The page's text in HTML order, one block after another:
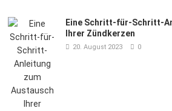
Eine Schritt-für-Schritt-
Ihrer Zündkerzen
20. August 2023 0